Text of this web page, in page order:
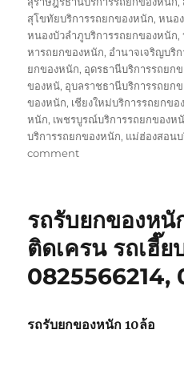
สุโขทัยบริการรถยกของหนัก,หนอ
หนองบัวลำภูบริการรถยกของหนัก,
หารถยกของหนัก, อำนาจเจริญบริ
ยกของหนัก, อุดรธานีบริการรถยก
ของหนั, อุบลราชธานีบริการรถยก
ของหนัก, เชียงใหม่บริการรถยกขอ
หนัก, เพชรบูรณ์บริการรถยกของห
บริการรถยกของหนัก, แม่ฮ่องสอน
commenton
เลอ
รถ
เฉพาะ
กิจ
ขนส่ง
รถรับยกของหนั
ติดเครน รถเฮี๊
0825566214,
รถรับยกของหนัก 10ล้อ